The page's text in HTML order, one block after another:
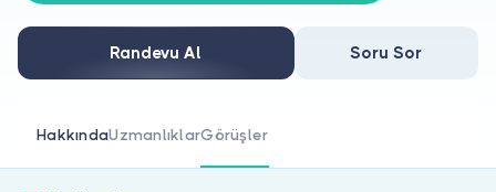
Doktor musunuz?
Randevu Al Soru Sor
HakkındaUzmanlıklarGörüşler